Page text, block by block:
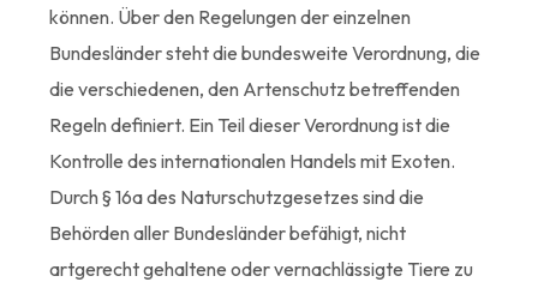
können. Über den Regelungen der einzelnen
Bundesländer steht die bundesweite Verordnung, die
die verschiedenen, den Artenschutz betreffenden
Regeln definiert. Ein Teil dieser Verordnung ist die
Kontrolle des internationalen Handels mit Exoten.
Durch § 16a des Naturschutzgesetzes sind die
Behörden aller Bundesländer befähigt, nicht
artgerecht gehaltene oder vernachlässigte Tiere zu